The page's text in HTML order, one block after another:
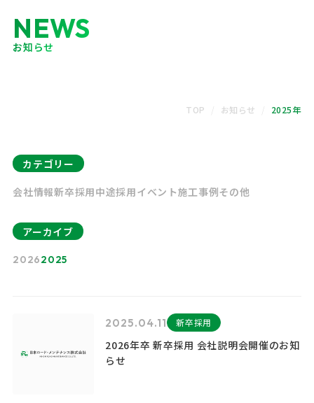
NEWS
お知らせ
TOP お知らせ 2025年
2025.04.11 新卒採用
2026年卒 新卒採用 会社説明会開催のお知
らせ
カテゴリー
会社情報新卒採用中途採用イベント施工事例その他
アーカイブ
20262025